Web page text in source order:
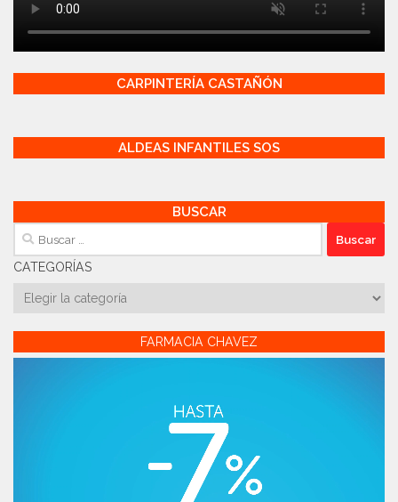
CARPINTERÍA CASTAÑÓN
ALDEAS INFANTILES SOS
BUSCAR
Buscar:
CATEGORÍAS
Categorías
FARMACIA CHAVEZ